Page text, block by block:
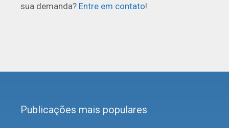
sua demanda? Entre em contato!
Publicações mais populares